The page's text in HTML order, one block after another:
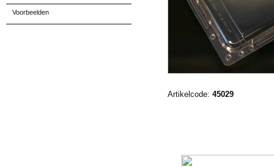
Voorbeelden
Artikelcode: 45029